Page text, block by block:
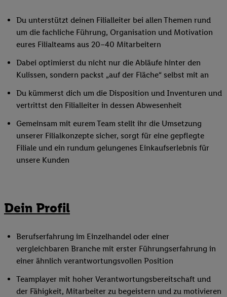
Du unterstützt deinen Filialleiter bei allen Themen rund
um die fachliche Führung, Organisation und Motivation
eures Filialteams aus 20–40 Mitarbeitern
Dabei optimierst du nicht nur die Abläufe hinter den
Kulissen, sondern packst „auf der Fläche“ selbst mit an
Du kümmerst dich um die Disposition und Inventuren und
vertrittst den Filialleiter in dessen Abwesenheit
Gemeinsam mit eurem Team stellt ihr die Umsetzung
unserer Filialkonzepte sicher, sorgt für eine gepflegte
Filiale und ein rundum gelungenes Einkaufserlebnis für
unsere Kunden
Dein Profil
Berufserfahrung im Einzelhandel oder einer
vergleichbaren Branche mit erster Führungserfahrung in
einer ähnlich verantwortungsvollen Position
Teamplayer mit hoher Verantwortungsbereitschaft und
der Fähigkeit, Mitarbeiter zu begeistern und zu motivieren